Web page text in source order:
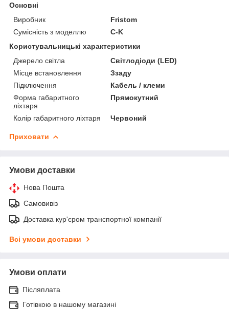
Основні
Виробник
Fristom
Сумісність з моделлю
C-K
Користувальницькі характеристики
Джерело світла
Світлодіоди (LED)
Місце встановлення
Ззаду
Підключення
Кабель / клеми
Форма габаритного
ліхтаря
Прямокутний
Колір габаритного ліхтаря Червоний
Приховати
Умови доставки
Нова Пошта
Самовивіз
Доставка кур'єром транспортної компанії
Всі умови доставки
Умови оплати
Післяплата
Готівкою в нашому магазині